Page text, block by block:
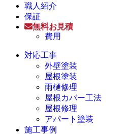
職人紹介
保証
無料お見積
費用
対応工事
外壁塗装
屋根塗装
雨樋修理
屋根カバー工法
屋根修理
アパート塗装
施工事例